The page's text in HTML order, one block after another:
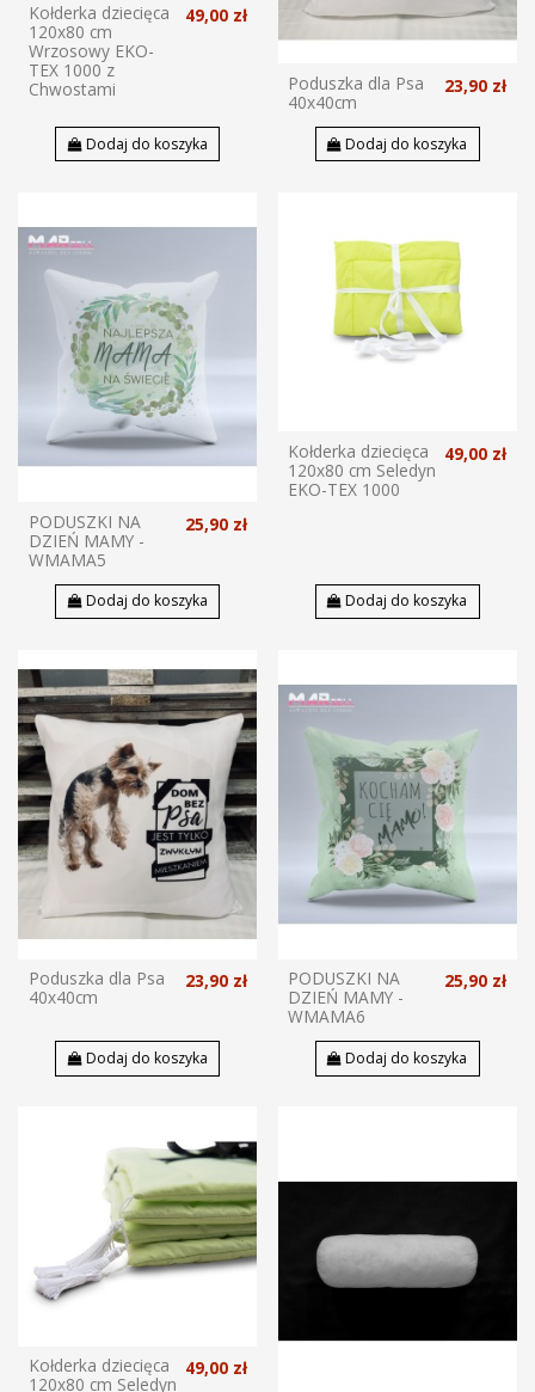
Kołderka dziecięca
120x80 cm
Wrzosowy EKO-
TEX 1000 z
Chwostami
49,00 zł
Dodaj do koszyka
Poduszka dla Psa
40x40cm
23,90 zł
Dodaj do koszyka
PODUSZKI NA
DZIEŃ MAMY -
WMAMA5
25,90 zł
Dodaj do koszyka
Kołderka dziecięca
120x80 cm Seledyn
EKO-TEX 1000
49,00 zł
Dodaj do koszyka
Poduszka dla Psa
40x40cm
23,90 zł
Dodaj do koszyka
PODUSZKI NA
DZIEŃ MAMY -
WMAMA6
25,90 zł
Dodaj do koszyka
Kołderka dziecięca
120x80 cm Seledyn
49,00 zł